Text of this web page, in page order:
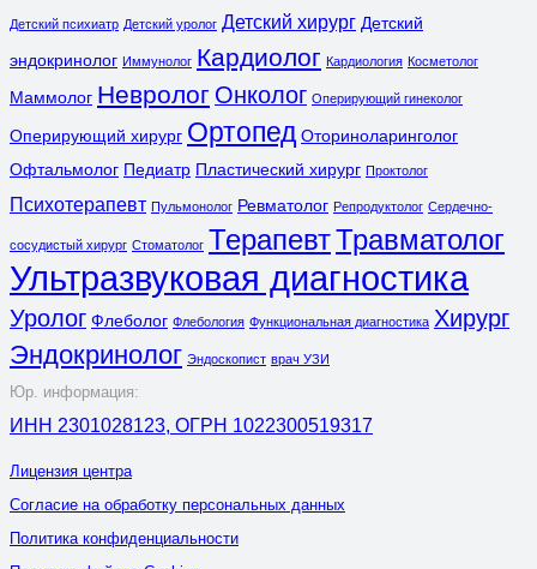
Детский психиатр Детский уролог Детский хирург Детский
эндокринолог Иммунолог Кардиолог Кардиология Косметолог
Маммолог Невролог Онколог Оперирующий гинеколог
Оперирующий хирург Ортопед Оториноларинголог
Офтальмолог Педиатр Пластический хирург Проктолог
Психотерапевт Пульмонолог Ревматолог Репродуктолог Сердечно-
сосудистый хирург Стоматолог ТерапевтТравматолог
Ультразвуковая диагностика
Уролог Флеболог Флебология Функциональная диагностика Хирург
Эндокринолог Эндоскопист врач УЗИ
Юр. информация:
ИНН 2301028123, ОГРН 1022300519317
Лицензия центра
Согласие на обработку персональных данных
Политика конфиденциальности